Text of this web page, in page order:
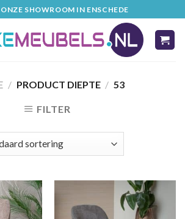
SHOWROOM IN ENSCHEDE
/ PRODUCT DIEPTE / 53
FILTER